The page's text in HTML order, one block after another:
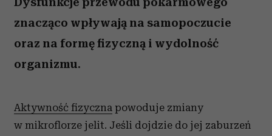
znacząco wpływają na samopoczucie
oraz na formę fizyczną i wydolność
organizmu.
Aktywność fizyczna powoduje zmiany
w mikroflorze jelit. Jeśli dojdzie do jej zaburzeń